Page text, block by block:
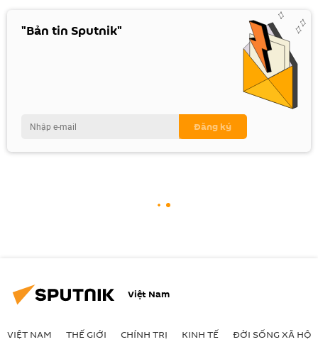
"Bản tin Sputnik"
Việt Nam
VIỆT NAM THẾ GIỚI CHÍNH TRỊ KINH TẾ ĐỜI SỐNG XÃ HỘI